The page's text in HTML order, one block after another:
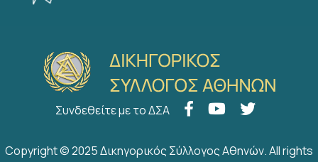
Συνδεθείτε με το ΔΣΑ
Copyright © 2025 Δικηγορικός Σύλλογος Αθηνών. All rights